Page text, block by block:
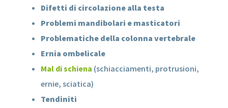
Difetti di circolazione alla testa
Problemi mandibolari e masticatori
Problematiche della colonna vertebrale
Ernia ombelicale
Mal di schiena (schiacciamenti, protrusioni,
ernie, sciatica)
Tendiniti